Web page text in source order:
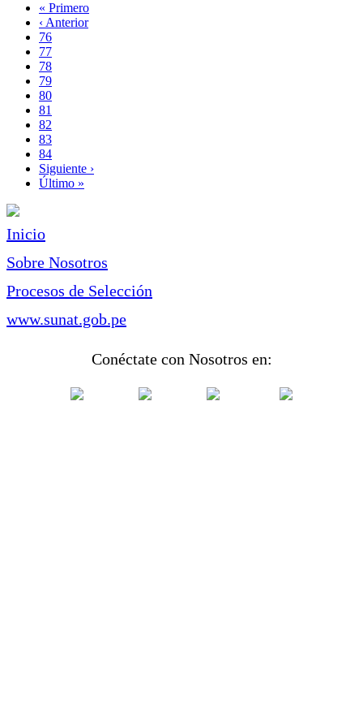
Paginación
Primera
página
« Primero
Página
anterior
‹ Anterior
Page
76
Page
77
Page
78
Page
79
Página
actual
80
Page
81
Page
82
Page
83
Page
84
Siguiente
página
Siguiente ›
Última
Último »
Inicio
Sobre Nosotros
Procesos de Selección
www.sunat.gob.pe
Conéctate con Nosotros en: